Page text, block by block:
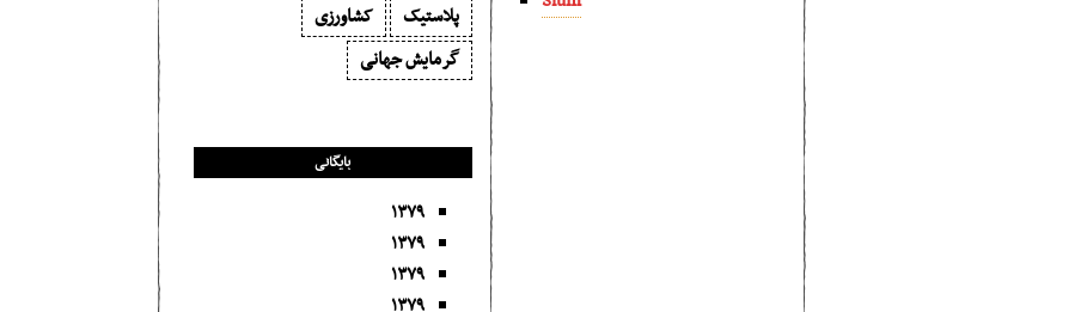
پلاستیک
کشاورزی
گرمایش جهانی
بایگانی
۱۳۷۹
۱۳۷۹
۱۳۷۹